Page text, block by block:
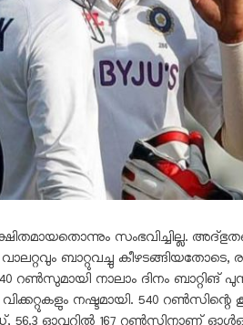
സംഭവിച്ചില്ല.
ബാറ്റുവച്ചു കീഴടങ്ങിയതോടെ,
റൺസുമായി നാലാം ദിനം ബാറ്റിങ്
നഷ്ടമായി. 540 റൺസിന്റെ
ഓവറിൽ 167 റൺസിനാണ്